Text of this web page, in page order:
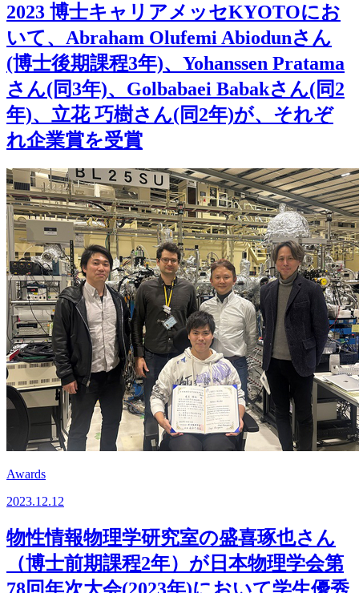
2023 博士キャリアメッセKYOTOにお
いて、Abraham Olufemi Abiodunさん
(博士後期課程3年)、Yohanssen Pratama
さん(同3年)、Golbabaei Babakさん(同2
年)、立花 巧樹さん(同2年)が、それぞ
れ企業賞を受賞
Awards
2023.12.12
物性情報物理学研究室の盛喜琢也さん
（博士前期課程2年）が日本物理学会第